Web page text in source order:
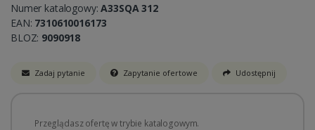
Numer katalogowy:A33SQA 312
EAN: 7310610016173
BLOZ: 9090918
Zadaj pytanie Zapytanie ofertowe Udostępnij
Przeglądasz ofertę w trybie katalogowym.